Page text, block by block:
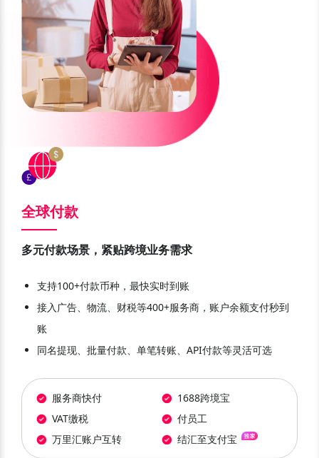
澳元 AUD
墨西哥比索 MXN
兹罗提 PLN
迪拉姆 AED
菲律宾比索 PHP
赞比亚 ZMW
巴西 BRL
智利 CLP
全球付款
多元付款场景，紧贴跨境业务需求
支持100+付款币种，最快实时到账
接入广告、物流、财税等400+服务商，账户余额支付秒到
账
同名提现、批量付款、单笔转账、API付款等灵活可选
服务商快付
1688跨境宝
VAT缴税
付员工
万里汇账户互转
结汇至支付宝